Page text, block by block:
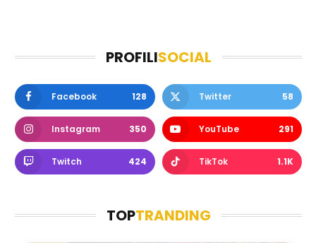
PROFILISOCIAL
Facebook 128 Twitter 58
Instagram 350 YouTube 291
Twitch 424 TikTok 1.1K
TOPTRANDING